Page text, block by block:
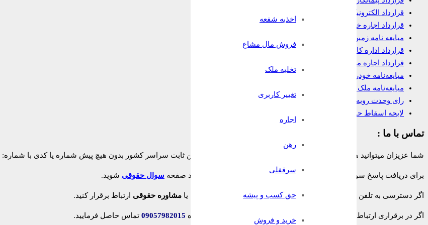
اخذبه شفعه
فروش مال مشاع
تخلیه ملک
تغییر کاربری
اجاره
رهن
سرقفلی
حق کسب و پیشه
خرید و فروش
قرارداد الکترونیک وکالت
قرارداد اجاره خانه
مبایعه نامه زمین
قرارداد اداره کار
قرارداد اجاره مغازه
مبایعه‌نامه خودرو
مبایعه‌نامه ملک تجاری
رای وحدت رویه در مورد شرط داوری
لایحه اسقاط حق
تماس با ما :
شما عزیزان میتوانید همه روزه و به صورت 24 ساعته حتی ایام تعطیل از تلفن ثابت سراسر کشور بدون هیچ پیش شماره یا کدی با شماره:
برای دریافت پاسخ سوالات حقوقی خود به صورترایگان با وکیل پایه یک وارد صفحه سوال حقوقی شوید.
اگر دسترسی به تلفن ثابت ندارید میتوانید پس از پرداخت هزینه با یا مشاوره حقوقی ارتباط برقرار کنید.
اگر در برقراری ارتباط با هر کدام از روشهای با مشکلی مواجه شدید با شماره 09057982015 تماس حاصل فرمایید.